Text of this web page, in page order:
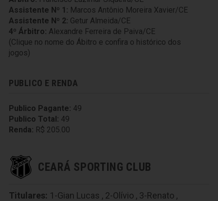
Assistente Nº 1: Marcos Antônio Moreira Xavier/CE
Assistente Nº 2: Getur Almeida/CE
4º Árbitro: Alexandre Ferreira de Paiva/CE
(Clique no nome do Ábitro e confira o histórico dos
jogos)
PUBLICO E RENDA
Publico Pagante: 49
Publico Total: 49
Renda: R$ 205.00
CEARÁ SPORTING CLUB
Titulares: 1-Gian Lucas , 2-Olívio , 3-Renato ,